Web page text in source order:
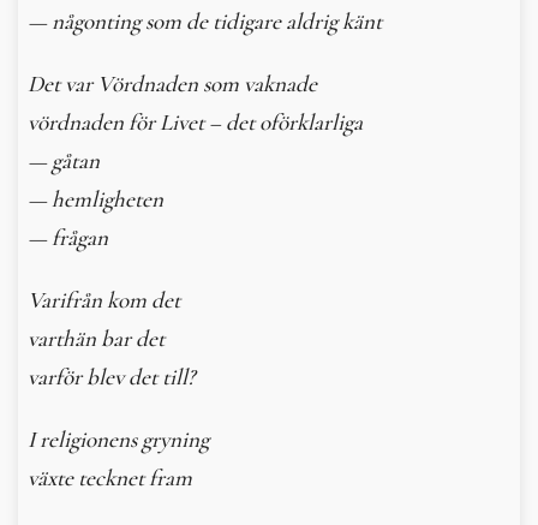
— någonting som de tidigare aldrig känt
Det var Vördnaden som vaknade
vördnaden för Livet – det oförklarliga
— gåtan
— hemligheten
— frågan
Varifrån kom det
varthän bar det
varför blev det till?
I religionens gryning
växte tecknet fram